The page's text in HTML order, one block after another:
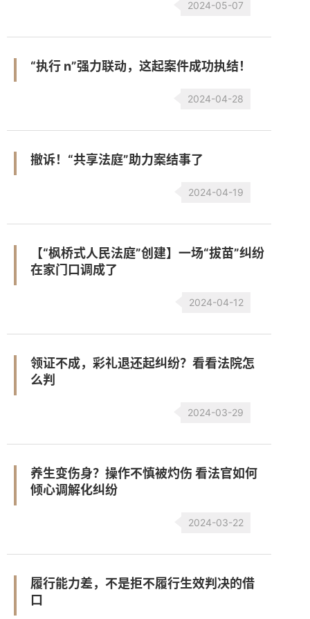
2024-05-07
“执行 n”强力联动，这起案件成功执结！
2024-04-28
撤诉！“共享法庭”助力案结事了
2024-04-19
【“枫桥式人民法庭”创建】一场“拔苗”纠纷
在家门口调成了
2024-04-12
领证不成，彩礼退还起纠纷？看看法院怎
么判
2024-03-29
养生变伤身？操作不慎被灼伤 看法官如何
倾心调解化纠纷
2024-03-22
履行能力差，不是拒不履行生效判决的借
口